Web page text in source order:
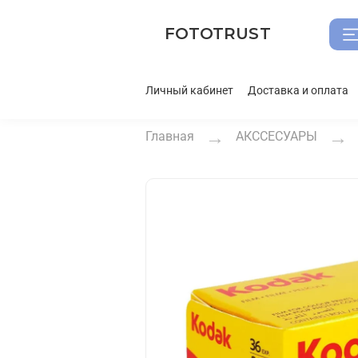
FOTOTRUST
Личный кабинет Доставка и оплата
Главная АКССЕСУАРЫ